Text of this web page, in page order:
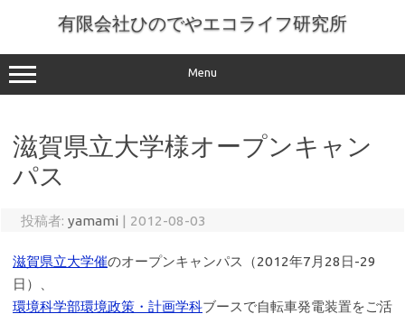
へ
ス
有限会社ひのでやエコライフ研究所
Menu
滋賀県立大学様オープンキャン
パス
投稿者: yamami | 2012-08-03
滋賀県立大学催のオープンキャンパス（2012年7月28日-29
日）、
環境科学部環境政策・計画学科ブースで自転車発電装置をご活